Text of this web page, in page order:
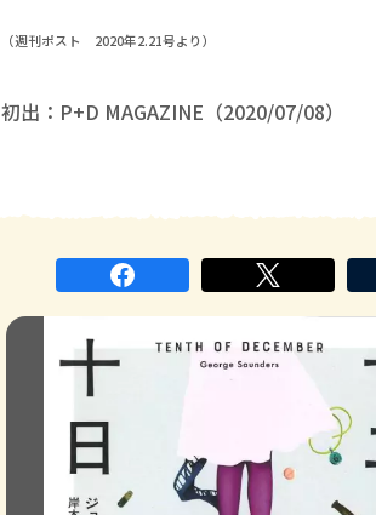
（週刊ポスト 2020年2.21号より）
初出：P+D MAGAZINE（2020/07/08）